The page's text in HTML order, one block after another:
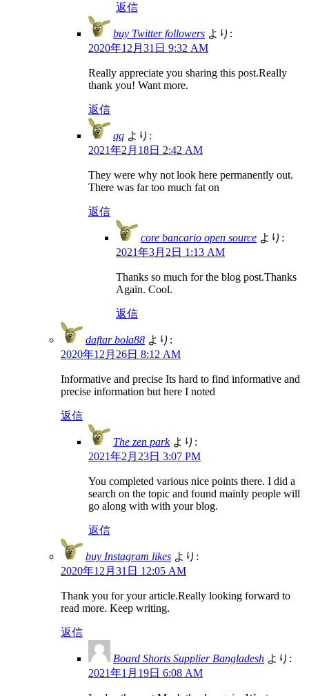
返信
buy Twitter followers より:
2020年12月31日 9:32 AM
Really appreciate you sharing this post.Really
thank you! Want more.
返信
qq より:
2021年2月18日 2:42 AM
They were why not look here permanently out.
There was far too much fat on
返信
core bancario open source より:
2021年3月2日 1:13 AM
Thanks so much for the blog post.Thanks
Again. Cool.
返信
daftar bola88 より:
2020年12月26日 8:12 AM
Informative and precise Its hard to find informative and
precise information but here I noted
返信
The zen park より:
2021年2月23日 3:07 PM
You completed various nice points there. I did a
search on the topic and found mainly people will
go along with with your blog.
返信
buy Instagram likes より:
2020年12月31日 12:05 AM
Thank you for your article.Really looking forward to
read more. Keep writing.
返信
Board Shorts Supplier Bangladesh より:
2021年1月19日 6:08 AM